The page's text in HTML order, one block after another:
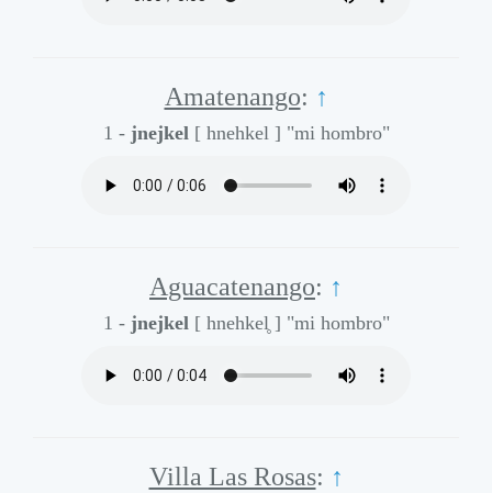
Amatenango: ↑
1 - jnejkel [ hnehkel ] "mi hombro"
Aguacatenango: ↑
1 - jnejkel [ hnehkel̥ ] "mi hombro"
Villa Las Rosas: ↑